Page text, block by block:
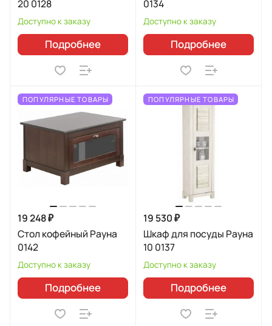
20 0128
Доступно к заказу
Подробнее
0134
Доступно к заказу
Подробнее
ПОПУЛЯРНЫЕ ТОВАРЫ
19 248 ₽
Стол кофейный Рауна
0142
Доступно к заказу
Подробнее
ПОПУЛЯРНЫЕ ТОВАРЫ
19 530 ₽
Шкаф для посуды Рауна
10 0137
Доступно к заказу
Подробнее